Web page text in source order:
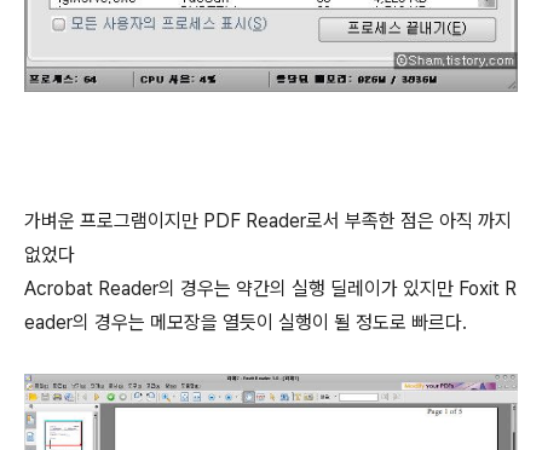
가벼운 프로그램이지만 PDF Reader로서 부족한 점은 아직 까지
없었다
Acrobat Reader의 경우는 약간의 실행 딜레이가 있지만 Foxit R
eader의 경우는 메모장을 열듯이 실행이 될 정도로 빠르다.